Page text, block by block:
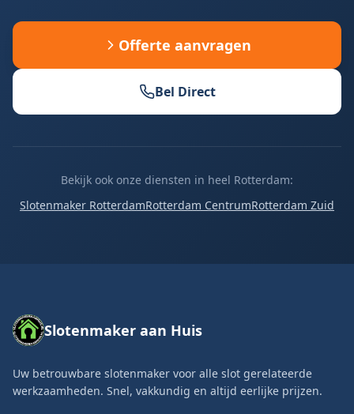
Offerte aanvragen
Bel Direct
Bekijk ook onze diensten in heel Rotterdam:
Slotenmaker RotterdamRotterdam CentrumRotterdam Zuid
Slotenmaker aan Huis
Uw betrouwbare slotenmaker voor alle slot gerelateerde
werkzaamheden. Snel, vakkundig en altijd eerlijke prijzen.